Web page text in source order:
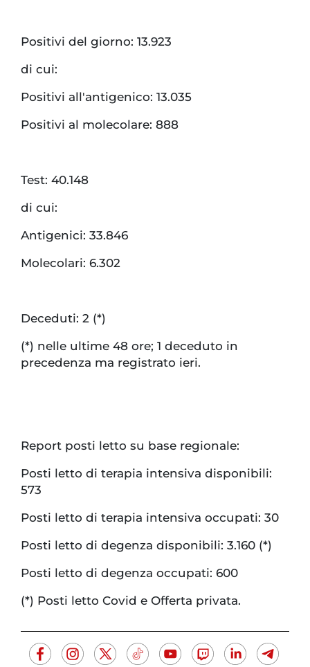
Positivi del giorno: 13.923
di cui:
Positivi all'antigenico: 13.035
Positivi al molecolare: 888
Test: 40.148
di cui:
Antigenici: 33.846
Molecolari: 6.302
Deceduti: 2 (*)
(*) nelle ultime 48 ore; 1 deceduto in
precedenza ma registrato ieri.
Report posti letto su base regionale:
Posti letto di terapia intensiva disponibili:
573
Posti letto di terapia intensiva occupati: 30
Posti letto di degenza disponibili: 3.160 (*)
Posti letto di degenza occupati: 600
(*) Posti letto Covid e Offerta privata.